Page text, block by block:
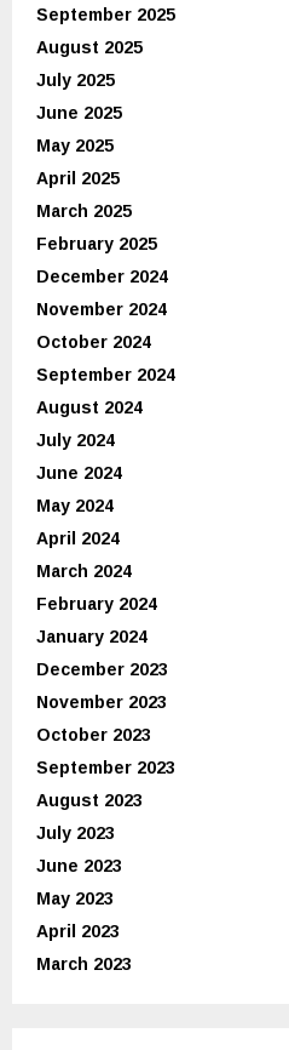
September 2025
August 2025
July 2025
June 2025
May 2025
April 2025
March 2025
February 2025
December 2024
November 2024
October 2024
September 2024
August 2024
July 2024
June 2024
May 2024
April 2024
March 2024
February 2024
January 2024
December 2023
November 2023
October 2023
September 2023
August 2023
July 2023
June 2023
May 2023
April 2023
March 2023